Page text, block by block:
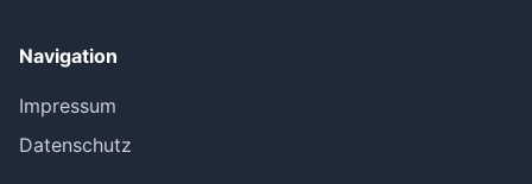
Navigation
Impressum
Datenschutz